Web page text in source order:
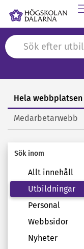
Sök
Hela webbplatsen
Medarbetarwebb
Sök inom
Allt innehåll
Utbildningar
Personal
Webbsidor
Nyheter